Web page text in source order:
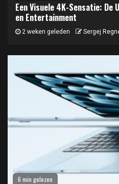
Een Visuele 4K-Sensatie:
en Entertainment
2 weken geleden Sergej
6 min gelezen